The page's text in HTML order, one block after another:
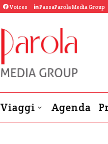
Voices PassaParola Media Group
Viaggi Agenda